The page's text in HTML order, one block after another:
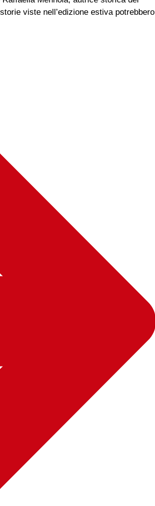
viste nell’edizione estiva potrebbero